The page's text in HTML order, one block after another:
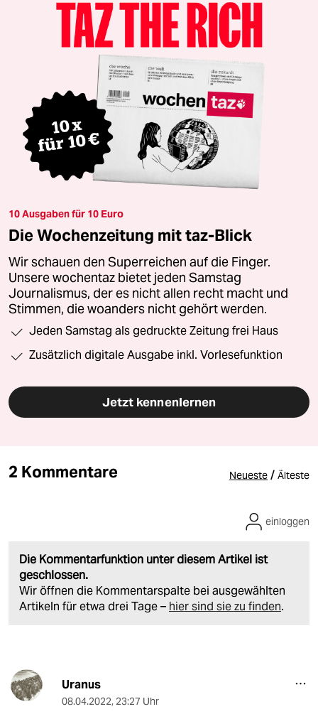
10 Ausgaben für 10 Euro
Die Wochenzeitung mit taz-Blick
Wir schauen den Superreichen auf die Finger.
Unsere wochentaz bietet jeden Samstag
Journalismus, der es nicht allen recht macht und
Stimmen, die woanders nicht gehört werden.
Jeden Samstag als gedruckte Zeitung frei Haus
Zusätzlich digitale Ausgabe inkl. Vorlesefunktion
Jetzt kennenlernen
2 Kommentare Neueste / Älteste
Die Kommentarfunktion unter diesem Artikel ist
geschlossen.
Wir öffnen die Kommentarspalte bei ausgewählten
Artikeln für etwa drei Tage – hier sind sie zu finden.
einloggen
Uranus
08.04.2022, 23:27 Uhr